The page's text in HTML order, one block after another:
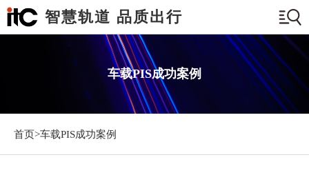
智慧轨道 品质出行
车载PIS成功案例
首页>车载PIS成功案例